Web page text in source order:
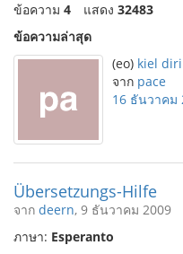
ข้อความ 4 แสดง 32483
ข้อความล่าสุด
(eo) kiel
จาก pace
16 ธันวาคม
Übersetzungs-Hilfe
จาก deern, 9 ธันวาคม 2009
ภาษา: Esperanto